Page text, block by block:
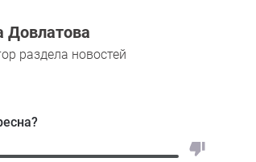
Довлатова
раздела новостей